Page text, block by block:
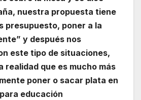
nuestra propuesta tiene
presupuesto, poner a la
y después nos
este tipo de situaciones,
realidad que es mucho más
poner o sacar plata en
educación